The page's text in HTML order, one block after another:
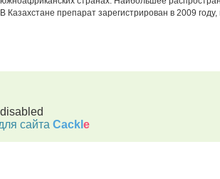
Казахстане препарат зарегистрирован в 2009
сайта Cackl e